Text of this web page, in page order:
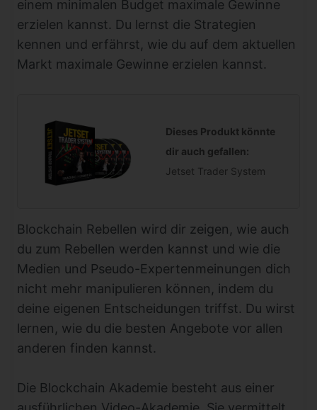
einem minimalen Budget maximale Gewinne
erzielen kannst. Du lernst die Strategien
kennen und erfährst, wie du auf dem aktuellen
Markt maximale Gewinne erzielen kannst.
Dieses Produkt könnte
dir auch gefallen:
Jetset Trader System
Blockchain Rebellen wird dir zeigen, wie auch
du zum Rebellen werden kannst und wie die
Medien und Pseudo-Expertenmeinungen dich
nicht mehr manipulieren können, indem du
deine eigenen Entscheidungen triffst. Du wirst
lernen, wie du die besten Angebote vor allen
anderen finden kannst.
Die Blockchain Akademie besteht aus einer